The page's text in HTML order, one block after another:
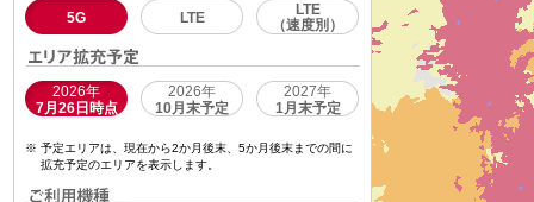
5G LTE
LTE
（速度別）
2026年
7月26日時点
2026年
10月末予定
2027年
1月末予定
予定エリアは、現在から2か月後末、5か月後末までの間に
拡充予定のエリアを表示します。